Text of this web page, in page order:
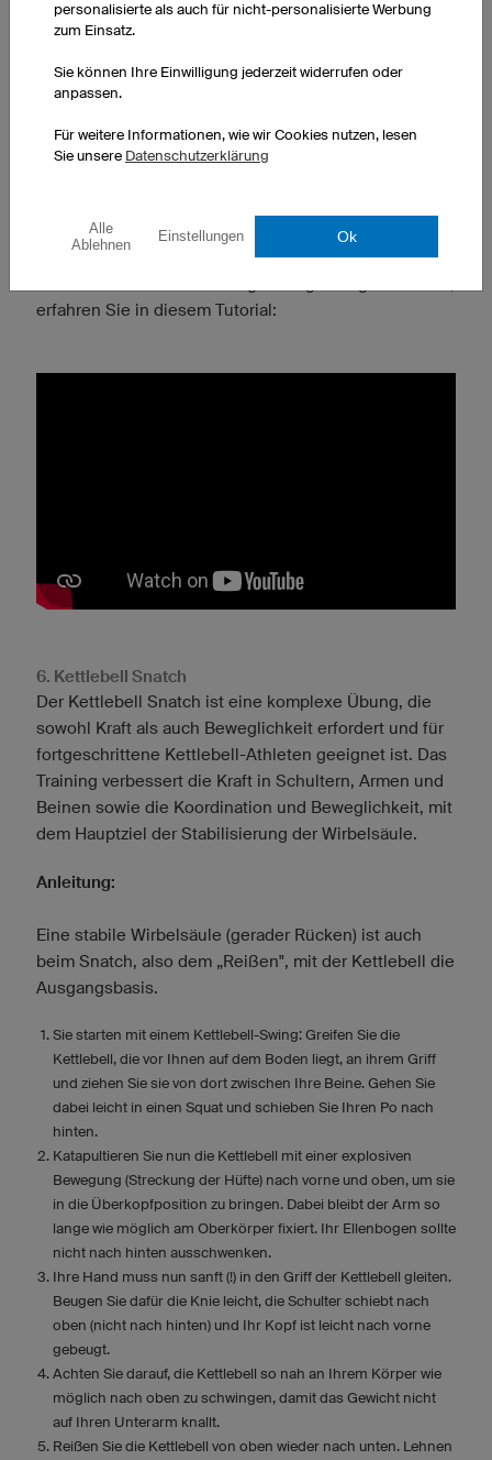
Armen, sondern aus Ihrer Hüfte.
Im Gegensatz zu anderen Kettlebell-Übungen können
Sie beim Kettlebell Swing ruhig eine schwerere
einstellt.
erfahren Sie in diesem Tutorial:
6. Kettlebell Snatch
Der Kettlebell Snatch ist eine komplexe Übung, die
sowohl Kraft als auch Beweglichkeit erfordert und für
fortgeschrittene Kettlebell-Athleten geeignet ist. Das
Training verbessert die Kraft in Schultern, Armen und
Beinen sowie die Koordination und Beweglichkeit, mit
dem Hauptziel der Stabilisierung der Wirbelsäule.
Anleitung:
Eine stabile Wirbelsäule (gerader Rücken) ist auch
beim Snatch, also dem „Reißen", mit der Kettlebell die
Ausgangsbasis.
Sie starten mit einem Kettlebell-Swing: Greifen Sie die
Kettlebell, die vor Ihnen auf dem Boden liegt, an ihrem Griff
und ziehen Sie sie von dort zwischen Ihre Beine. Gehen Sie
dabei leicht in einen Squat und schieben Sie Ihren Po nach
hinten.
Katapultieren Sie nun die Kettlebell mit einer explosiven
Bewegung (Streckung der Hüfte) nach vorne und oben, um sie
in die Überkopfposition zu bringen. Dabei bleibt der Arm so
lange wie möglich am Oberkörper fixiert. Ihr Ellenbogen sollte
nicht nach hinten ausschwenken.
Ihre Hand muss nun sanft (!) in den Griff der Kettlebell gleiten.
Beugen Sie dafür die Knie leicht, die Schulter schiebt nach
oben (nicht nach hinten) und Ihr Kopf ist leicht nach vorne
gebeugt.
Achten Sie darauf, die Kettlebell so nah an Ihrem Körper wie
möglich nach oben zu schwingen, damit das Gewicht nicht
auf Ihren Unterarm knallt.
Reißen Sie die Kettlebell von oben wieder nach unten. Lehnen
personalisierte als auch für nicht-personalisierte Werbung
zum Einsatz.
Sie können Ihre Einwilligung jederzeit widerrufen oder
anpassen.
Für weitere Informationen, wie wir Cookies nutzen, lesen
Sie unsere Datenschutzerklärung
Alle
Ablehnen
Einstellungen Ok